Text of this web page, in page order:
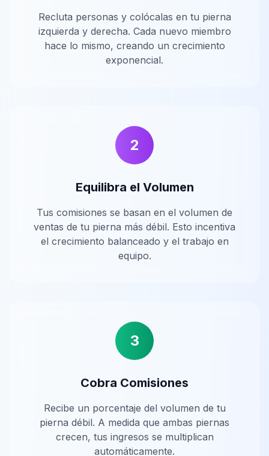
Recluta personas y colócalas en tu pierna
izquierda y derecha. Cada nuevo miembro
hace lo mismo, creando un crecimiento
exponencial.
2
Equilibra el Volumen
Tus comisiones se basan en el volumen de
ventas de tu pierna más débil. Esto incentiva
el crecimiento balanceado y el trabajo en
equipo.
3
Cobra Comisiones
Recibe un porcentaje del volumen de tu
pierna débil. A medida que ambas piernas
crecen, tus ingresos se multiplican
automáticamente.